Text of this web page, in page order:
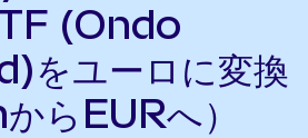
(Ondo
をユーロに変換
らEURへ）